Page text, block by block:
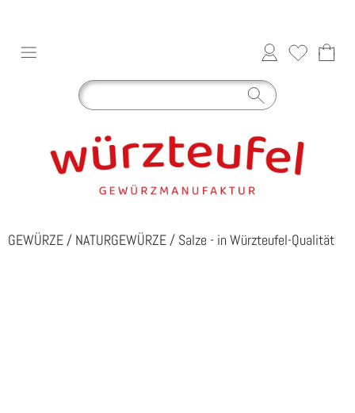
GEWÜRZE / NATURGEWÜRZE / Salze - in Würzteufel-Qualität